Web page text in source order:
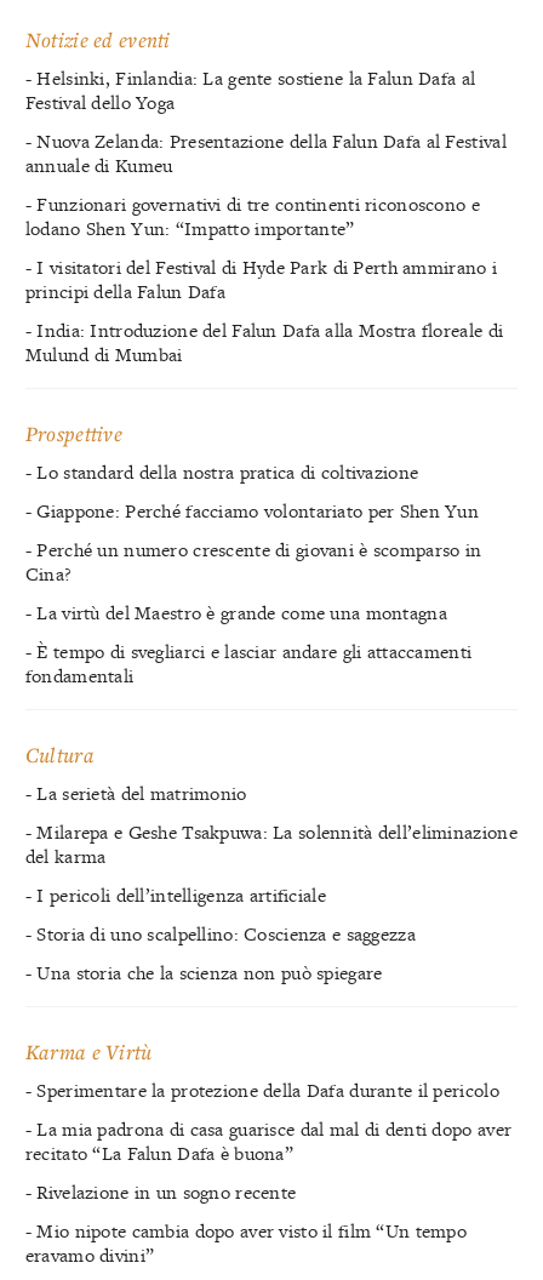
Notizie ed eventi
- Helsinki, Finlandia: La gente sostiene la Falun Dafa al
Festival dello Yoga
- Nuova Zelanda: Presentazione della Falun Dafa al Festival
annuale di Kumeu
- Funzionari governativi di tre continenti riconoscono e
lodano Shen Yun: “Impatto importante”
- I visitatori del Festival di Hyde Park di Perth ammirano i
principi della Falun Dafa
- India: Introduzione del Falun Dafa alla Mostra floreale di
Mulund di Mumbai
Prospettive
- Lo standard della nostra pratica di coltivazione
- Giappone: Perché facciamo volontariato per Shen Yun
- Perché un numero crescente di giovani è scomparso in
Cina?
- La virtù del Maestro è grande come una montagna
- È tempo di svegliarci e lasciar andare gli attaccamenti
fondamentali
Cultura
- La serietà del matrimonio
- Milarepa e Geshe Tsakpuwa: La solennità dell’eliminazione
del karma
- I pericoli dell’intelligenza artificiale
- Storia di uno scalpellino: Coscienza e saggezza
- Una storia che la scienza non può spiegare
Karma e Virtù
- Sperimentare la protezione della Dafa durante il pericolo
- La mia padrona di casa guarisce dal mal di denti dopo aver
recitato “La Falun Dafa è buona”
- Rivelazione in un sogno recente
- Mio nipote cambia dopo aver visto il film “Un tempo
eravamo divini”